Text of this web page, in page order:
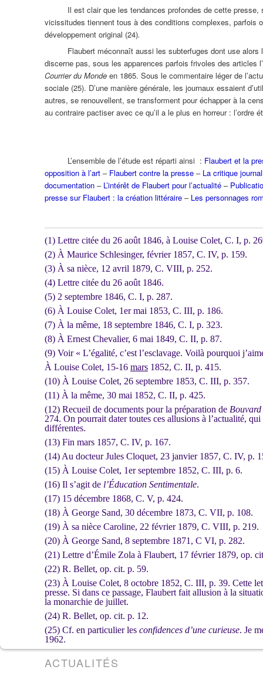
Il est clair que les tendances profondes de cette
vicissitudes tiennent tous à des conditions complexes, parfois
développement original (24).
Flaubert méconnaît aussi les subterfuges dont use alors
discerne pas, sous les apparences parfois frivoles des articles
Courrier du Monde en 1865. Sous le commentaire léger de
sociale (25). D’une manière générale, les journaux essaient
autres, se renouvellent, se transforment pour échapper à la
au contraire pactiser avec ce qu’il a le plus en horreur : l’ordre
L’ensemble de l’étude est réparti ainsi : Flaubert et la
opposition à l’art – Flaubert contre la presse – La critique
documentation – L’intérêt de Flaubert pour l’actualité –
presse sur Flaubert : la création littéraire – Les personnages
(1) Lettre citée du 26 août 1846, à Louise Colet, C. I, p.
(2) À Maurice Schlesinger, février 1857, C. IV, p. 159.
(3) À sa nièce, 12 avril 1879, C. VIII, p. 252.
(4) Lettre citée du 26 août 1846.
(5) 2 septembre 1846, C. I, p. 287.
(6) À Louise Colet, 1er mai 1853, C. III, p. 186.
(7) À la même, 18 septembre 1846, C. I, p. 323.
(8) À Ernest Chevalier, 6 mai 1849, C. II, p. 87.
(9) Voir « L’égalité, c’est l’esclavage. Voilà pourquoi
À Louise Colet, 15-16 mars 1852, C. II, p. 415.
(10) À Louise Colet, 26 septembre 1853, C. III, p. 357.
(11) À la même, 30 mai 1852, C. II, p. 425.
(12) Recueil de documents pour la préparation de Bouvard
274. On pourrait dater toutes ces allusions à l’actualité,
différentes.
(13) Fin mars 1857, C. IV, p. 167.
(14) Au docteur Jules Cloquet, 23 janvier 1857, C. IV, p.
(15) À Louise Colet, 1er septembre 1852, C. III, p. 6.
(16) Il s’agit de l’Éducation Sentimentale.
(17) 15 décembre 1868, C. V, p. 424.
(18) À George Sand, 30 décembre 1873, C. VII, p. 108.
(19) À sa nièce Caroline, 22 février 1879, C. VIII, p. 219.
(20) À George Sand, 8 septembre 1871, C VI, p. 282.
(21) Lettre d’Émile Zola à Flaubert, 17 février 1879, op.
(22) R. Bellet, op. cit. p. 59.
(23) À Louise Colet, 8 octobre 1852, C. III, p. 39. Cette
presse. Si dans ce passage, Flaubert fait allusion à la
la monarchie de juillet.
(24) R. Bellet, op. cit. p. 12.
(25) Cf. en particulier les confidences d’une curieuse. Je
1962.
ACTUALITÉS